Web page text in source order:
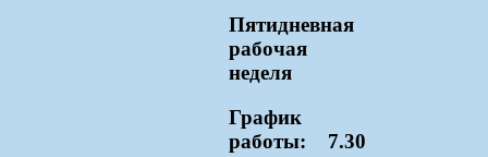
Пятидневная
рабочая
неделя
График
работы: 7.30